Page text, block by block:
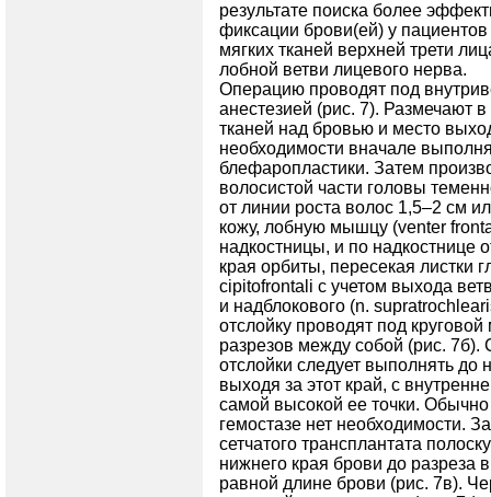
результате поиска более
фиксации брови(ей) у
мягких тканей верхней трети
лобной ветви лицевого нерва.
Операцию проводят под
анестезией (рис. 7). Размечают
тканей над бровью и место
необходимости вначале
блефаропластики. Затем
волосистой части головы
от линии роста волос 1,5–2 см
кожу, лобную мышцу (venter
надкостницы, и по надкостнице
края орбиты, пересекая листки
cipitofrontali с учетом выхода
и надблокового (n.
отслойку проводят под
разрезов между собой (рис. 7б).
отслойки следует выполнять до
выходя за этот край, с
самой высокой ее точки.
гемостазе нет необходимости.
сетчатого трансплантата
нижнего края брови до разреза
равной длине брови (рис. 7в).